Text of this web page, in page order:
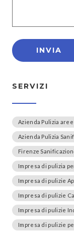
SERVIZI
Azienda Pulizia
Azienda Pulizia
Firenze
Impresa di pulizia
Impresa di pulizie
Impresa di pulizie
Impresa di pulizie
Impresa di pulizie